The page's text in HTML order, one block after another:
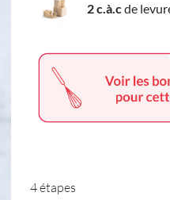
2 c.à.cde
4 étapes